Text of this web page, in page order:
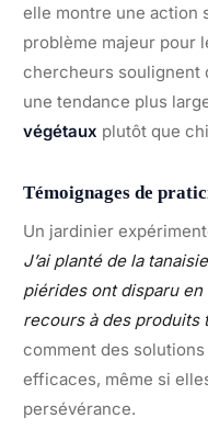
elle montre une action
problème majeur pour
chercheurs soulignent
une tendance plus
végétaux plutôt que
Témoignages de
Un jardinier
J’ai planté de la
piérides ont disparu
recours à des produits
comment des
efficaces, même si
persévérance.